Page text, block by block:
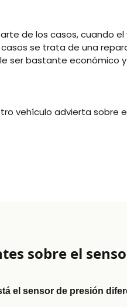
de los casos, cuando
se trata de una
ser bastante económico
vehículo advierta
sobre el
el sensor de presión